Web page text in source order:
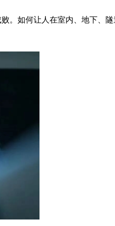
。如何让人在室内、地下、隧